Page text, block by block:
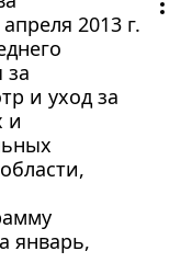
2013 г.
за
и уход за
и
январь,